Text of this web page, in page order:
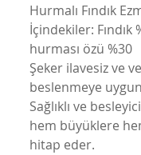
Hurmalı Fındık
İçindekiler: Fındık
hurması özü %30
Şeker ilavesiz ve
beslenmeye
Sağlıklı ve
hem büyüklere
hitap eder.